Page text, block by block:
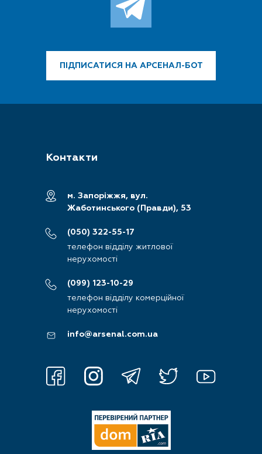
ПІДПИСАТИСЯ НА АРСЕНАЛ-БОТ
Контакти
м. Запоріжжя, вул.
Жаботинського (Правди), 53
(050) 322-55-17
телефон відділу житлової
нерухомості
(099) 123-10-29
телефон відділу комерційної
нерухомості
info@arsenal.com.ua